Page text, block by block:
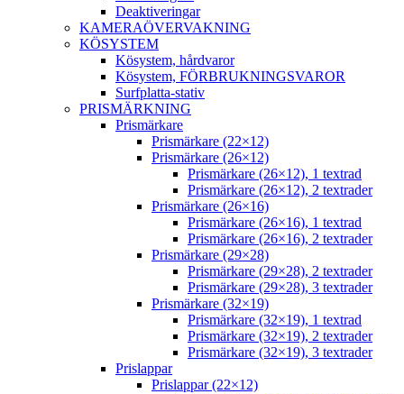
Deaktiveringar
KAMERAÖVERVAKNING
KÖSYSTEM
Kösystem, hårdvaror
Kösystem, FÖRBRUKNINGSVAROR
Surfplatta-stativ
PRISMÄRKNING
Prismärkare
Prismärkare (22×12)
Prismärkare (26×12)
Prismärkare (26×12), 1 textrad
Prismärkare (26×12), 2 textrader
Prismärkare (26×16)
Prismärkare (26×16), 1 textrad
Prismärkare (26×16), 2 textrader
Prismärkare (29×28)
Prismärkare (29×28), 2 textrader
Prismärkare (29×28), 3 textrader
Prismärkare (32×19)
Prismärkare (32×19), 1 textrad
Prismärkare (32×19), 2 textrader
Prismärkare (32×19), 3 textrader
Prislappar
Prislappar (22×12)